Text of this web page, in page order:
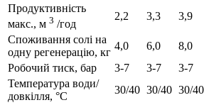
Продуктивність
макс., м 3 /год
2,2 3,3 3,9
Споживання солі на
одну регенерацію, кг
4,0 6,0 8,0
Робочий тиск, бар
3-7 3-7 3-7
Температура води/
довкілля, °C
30/40 30/40 30/40